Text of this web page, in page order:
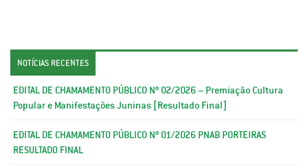
NOTÍCIAS RECENTES
EDITAL DE CHAMAMENTO PÚBLICO Nº 02/2026 – Premiação Cultura
Popular e Manifestações Juninas [Resultado Final]
EDITAL DE CHAMAMENTO PÚBLICO Nº 01/2026 PNAB PORTEIRAS
RESULTADO FINAL